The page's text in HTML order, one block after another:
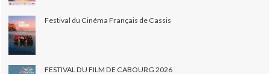
Festival du Cinéma Français de Cassis
FESTIVAL DU FILM DE CABOURG 2026